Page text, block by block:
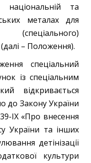
та
металах для
– Положення).
спеціальний
із спеціальним
відкривається
до Закону України
IX «Про внесення
України та інших
детінізації
культури